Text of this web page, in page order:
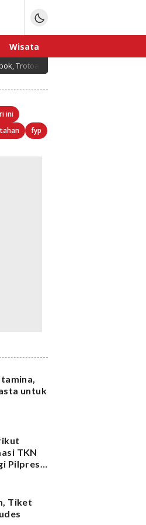
Wisata
Trotoar Senilai Miliaran Rupiah Tapi
ini
fyp
untuk
TKN
Pilpres
hingga
Tiket